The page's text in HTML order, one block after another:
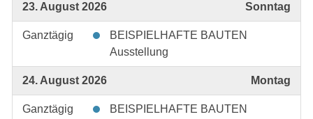
23. August 2026 Sonntag
Ganztägig
BEISPIELHAFTE BAUTEN
Ausstellung
24. August 2026 Montag
Ganztägig
BEISPIELHAFTE BAUTEN